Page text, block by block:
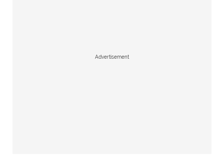
Advertisement